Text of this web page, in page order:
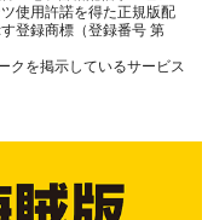
使用許諾を得た正規版配
登録商標（登録番号 第
クを掲示しているサービス